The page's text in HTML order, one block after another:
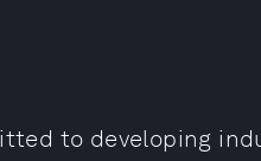
to developing